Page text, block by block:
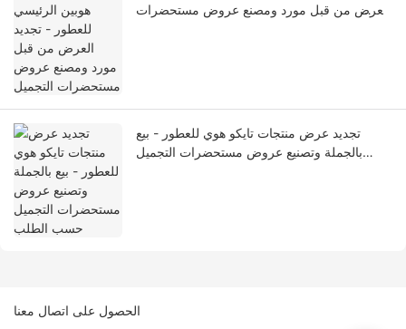
العرض من قبل مورد ومصنع عروض مستحضرات
تجديد عرض منتجات تايكو هوي للعطور - بيع
بالجملة وتصنيع عروض مستحضرات التجميل
الحصول على اتصال معنا